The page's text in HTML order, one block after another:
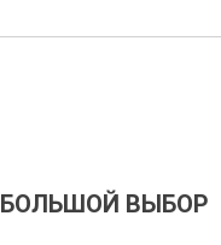
БОЛЬШОЙ ВЫБОР